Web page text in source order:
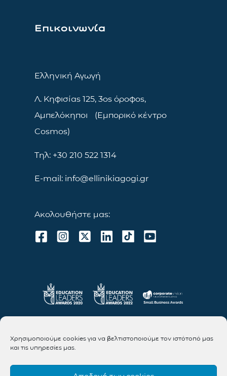
Χρησιμοποιούμε cookies για να βελτιστοποιούμε τον ιστότοπό μας
και τις υπηρεσίες μας.
Επικοινωνία
Ελληνική Αγωγή
Λ. Κηφισίας 125, 3ος όροφος,
Αμπελόκηποι (Εμπορικό κέντρο
Cosmos)
Τηλ: +30 210 522 1314
E-mail: info@ellinikiagogi.gr
Ακολουθήστε μας: